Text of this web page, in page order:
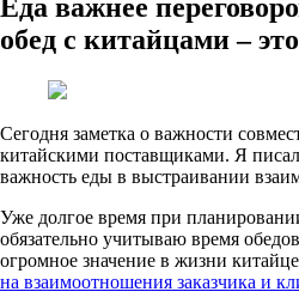
Еда важнее
обед с китайцами –
Сегодня заметка о важности
китайскими поставщиками. Я
важность еды в выстраивании
Уже долгое время при
обязательно учитываю время
огромное значение в жизни
на взаимоотношения заказчика и